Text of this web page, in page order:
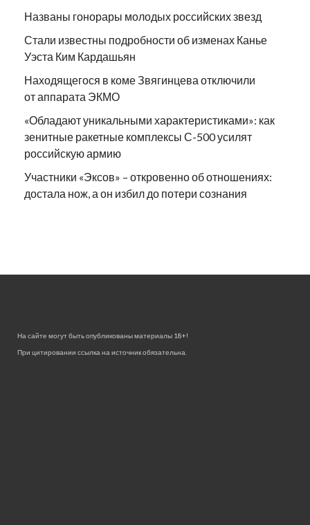
Названы гонорары молодых российских звезд
Стали известны подробности об изменах Канье
Уэста Ким Кардашьян
Находящегося в коме Звягинцева отключили
от аппарата ЭКМО
«Обладают уникальными характеристиками»: как
зенитные ракетные комплексы С-500 усилят
российскую армию
Участники «Эксов» – откровенно об отношениях:
достала нож, а он избил до потери сознания
На сайте могут быть опубликованы материалы 18+!
При цитировании ссылка на источник обязательна.